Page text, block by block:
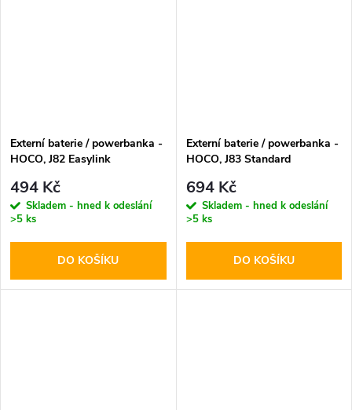
Externí baterie / powerbanka -
HOCO, J82 Easylink
494 Kč
Skladem - hned k odeslání
>5 ks
DO KOŠÍKU
Externí baterie / powerbanka -
HOCO, J83 Standard
Gray
694 Kč
Skladem - hned k odeslání
>5 ks
DO KOŠÍKU